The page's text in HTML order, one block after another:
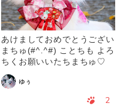
あけましておめでとうござい
まちゅ(#^.^#) ことちも よろ
ちくお願いいたちまちゅ♡
ゆぅ
2